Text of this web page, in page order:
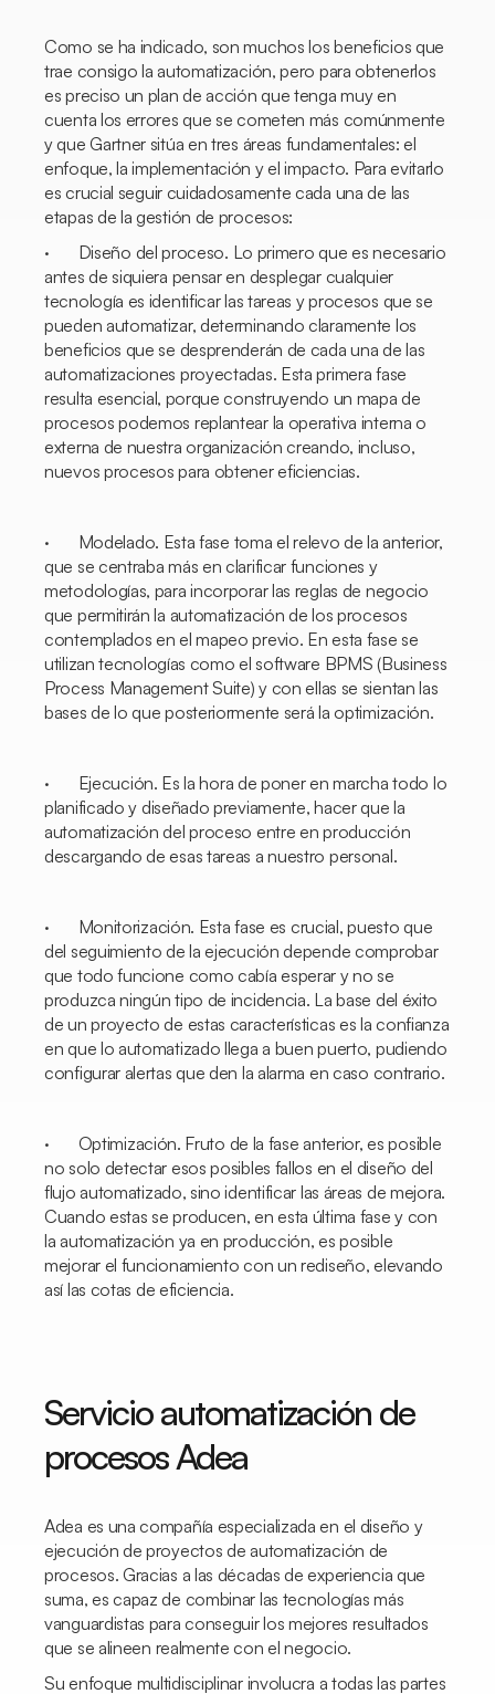
Como se ha indicado, son muchos los beneficios que
trae consigo la automatización, pero para obtenerlos
es preciso un plan de acción que tenga muy en
cuenta los errores que se cometen más comúnmente
y que Gartner sitúa en tres áreas fundamentales: el
enfoque, la implementación y el impacto. Para evitarlo
es crucial seguir cuidadosamente cada una de las
etapas de la gestión de procesos:
· Diseño del proceso. Lo primero que es necesario
antes de siquiera pensar en desplegar cualquier
tecnología es identificar las tareas y procesos que se
pueden automatizar, determinando claramente los
beneficios que se desprenderán de cada una de las
automatizaciones proyectadas. Esta primera fase
resulta esencial, porque construyendo un mapa de
procesos podemos replantear la operativa interna o
externa de nuestra organización creando, incluso,
nuevos procesos para obtener eficiencias.
· Modelado. Esta fase toma el relevo de la anterior,
que se centraba más en clarificar funciones y
metodologías, para incorporar las reglas de negocio
que permitirán la automatización de los procesos
contemplados en el mapeo previo. En esta fase se
utilizan tecnologías como el software BPMS (Business
Process Management Suite) y con ellas se sientan las
bases de lo que posteriormente será la optimización.
· Ejecución. Es la hora de poner en marcha todo lo
planificado y diseñado previamente, hacer que la
automatización del proceso entre en producción
descargando de esas tareas a nuestro personal.
· Monitorización. Esta fase es crucial, puesto que
del seguimiento de la ejecución depende comprobar
que todo funcione como cabía esperar y no se
produzca ningún tipo de incidencia. La base del éxito
de un proyecto de estas características es la confianza
en que lo automatizado llega a buen puerto, pudiendo
configurar alertas que den la alarma en caso contrario.
· Optimización. Fruto de la fase anterior, es posible
no solo detectar esos posibles fallos en el diseño del
flujo automatizado, sino identificar las áreas de mejora.
Cuando estas se producen, en esta última fase y con
la automatización ya en producción, es posible
mejorar el funcionamiento con un rediseño, elevando
así las cotas de eficiencia.
Servicio automatización de
procesos Adea
Adea es una compañía especializada en el diseño y
ejecución de proyectos de automatización de
procesos. Gracias a las décadas de experiencia que
suma, es capaz de combinar las tecnologías más
vanguardistas para conseguir los mejores resultados
que se alineen realmente con el negocio.
Su enfoque multidisciplinar involucra a todas las partes